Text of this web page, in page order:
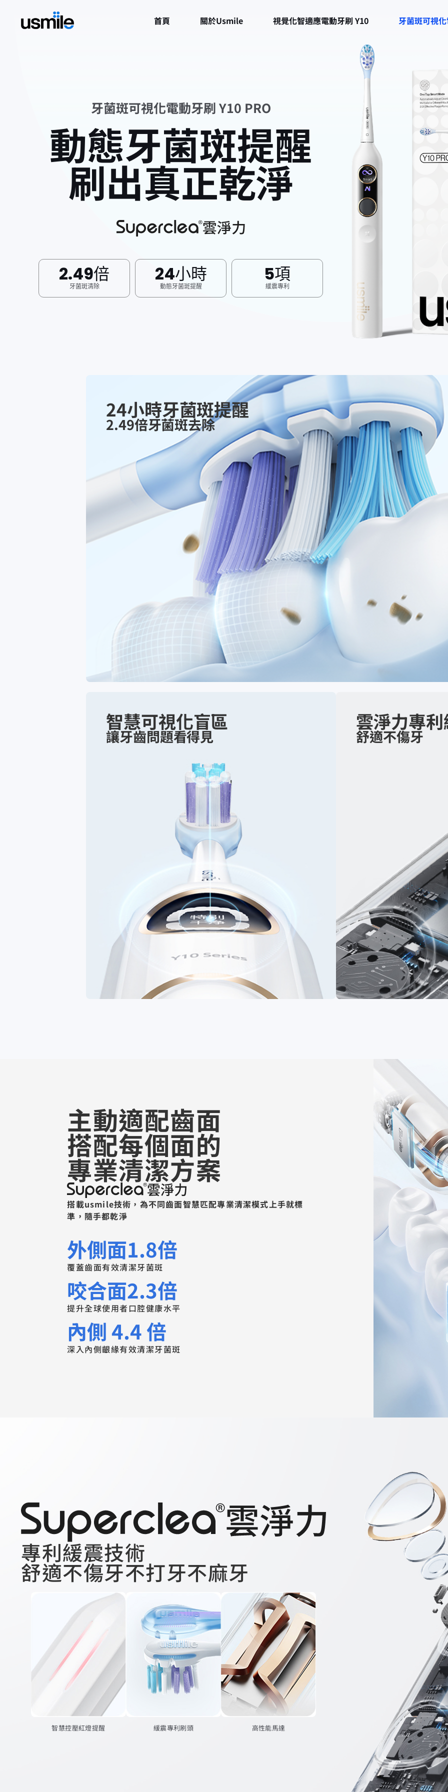
首頁 關於usmile 視覺化智適應電動牙刷 Y10 牙菌斑可視
牙菌斑可視化電動牙刷 Y10 PRO
動態牙菌斑提醒
刷出真正乾淨
2.49倍
牙菌斑清除
24小時
動態牙菌斑提醒
5項
緩震專利
24小時牙菌斑提醒
2.49倍牙菌斑去除
智慧可視化盲區
讓牙齒問題看得見
雲淨力專
舒適不傷牙
主動適配齒面
搭配每個面的
專業清潔方案
搭載usmile技術，為不同齒面智慧匹配專業清潔模式上手就標
準，隨手都乾淨
外側面1.8倍
覆蓋齒面有效清潔牙菌斑
咬合面2.3倍
提升全球使用者口腔健康水平
內側 4.4 倍
深入內側齦緣有效清潔牙菌斑
專利緩震技術
舒適不傷牙不打牙不麻牙
智慧控壓紅燈提醒 緩震專利刷頭 高性能馬達